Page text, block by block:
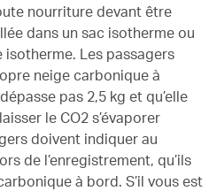
nourriture devant être
dans un sac isotherme ou
Les passagers
neige carbonique à
pas 2,5 kg et qu’elle
le CO2 s’évaporer
doivent indiquer au
de l’enregistrement, qu’ils
à bord. S’il vous est